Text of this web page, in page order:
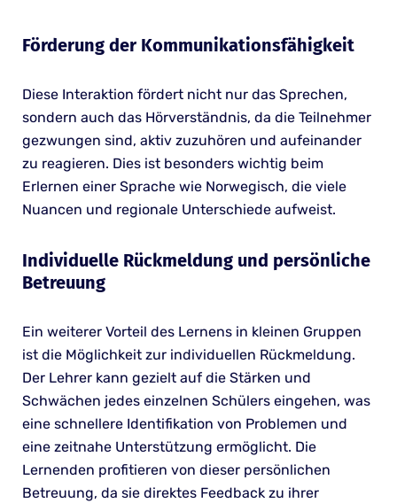
Förderung der Kommunikationsfähigkeit
Diese Interaktion fördert nicht nur das Sprechen,
sondern auch das Hörverständnis, da die Teilnehmer
gezwungen sind, aktiv zuzuhören und aufeinander
zu reagieren. Dies ist besonders wichtig beim
Erlernen einer Sprache wie Norwegisch, die viele
Nuancen und regionale Unterschiede aufweist.
Individuelle Rückmeldung und persönliche
Betreuung
Ein weiterer Vorteil des Lernens in kleinen Gruppen
ist die Möglichkeit zur individuellen Rückmeldung.
Der Lehrer kann gezielt auf die Stärken und
Schwächen jedes einzelnen Schülers eingehen, was
eine schnellere Identifikation von Problemen und
eine zeitnahe Unterstützung ermöglicht. Die
Lernenden profitieren von dieser persönlichen
Betreuung, da sie direktes Feedback zu ihrer